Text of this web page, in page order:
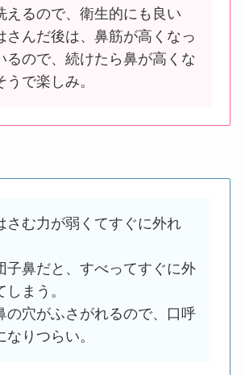
えるので、衛生的にも良い
さんだ後は、鼻筋が高くなっ
るので、続けたら鼻が高くな
うで楽しみ。
さむ力が弱くてすぐに外れ
子鼻だと、すべってすぐに外
しまう。
の穴がふさがれるので、口呼
なりつらい。